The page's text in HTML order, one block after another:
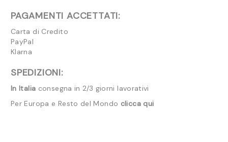
PAGAMENTI ACCETTATI:
Carta di Credito
PayPal
Klarna
SPEDIZIONI:
In Italia consegna in 2/3 giorni lavorativi
Per Europa e Resto del Mondo clicca qui